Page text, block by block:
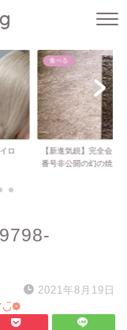
ロ
食べる
【新進気鋭】完全会
番号非公開の幻の焼...
2021年8月19日